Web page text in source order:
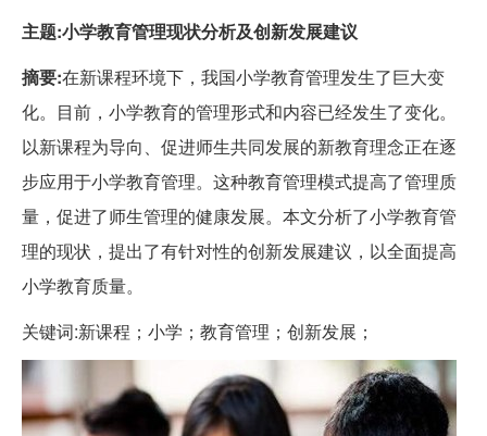
主题:小学教育管理现状分析及创新发展建议
摘要:在新课程环境下，我国小学教育管理发生了巨大变
化。目前，小学教育的管理形式和内容已经发生了变化。
以新课程为导向、促进师生共同发展的新教育理念正在逐
步应用于小学教育管理。这种教育管理模式提高了管理质
量，促进了师生管理的健康发展。本文分析了小学教育管
理的现状，提出了有针对性的创新发展建议，以全面提高
小学教育质量。
关键词:新课程；小学；教育管理；创新发展；